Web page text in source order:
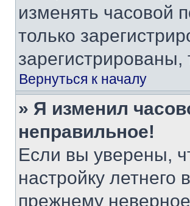
изменять часовой
только
Вернуться к началу
» Я изменил
неправильное!
Если вы уверены,
настройку
прежнему